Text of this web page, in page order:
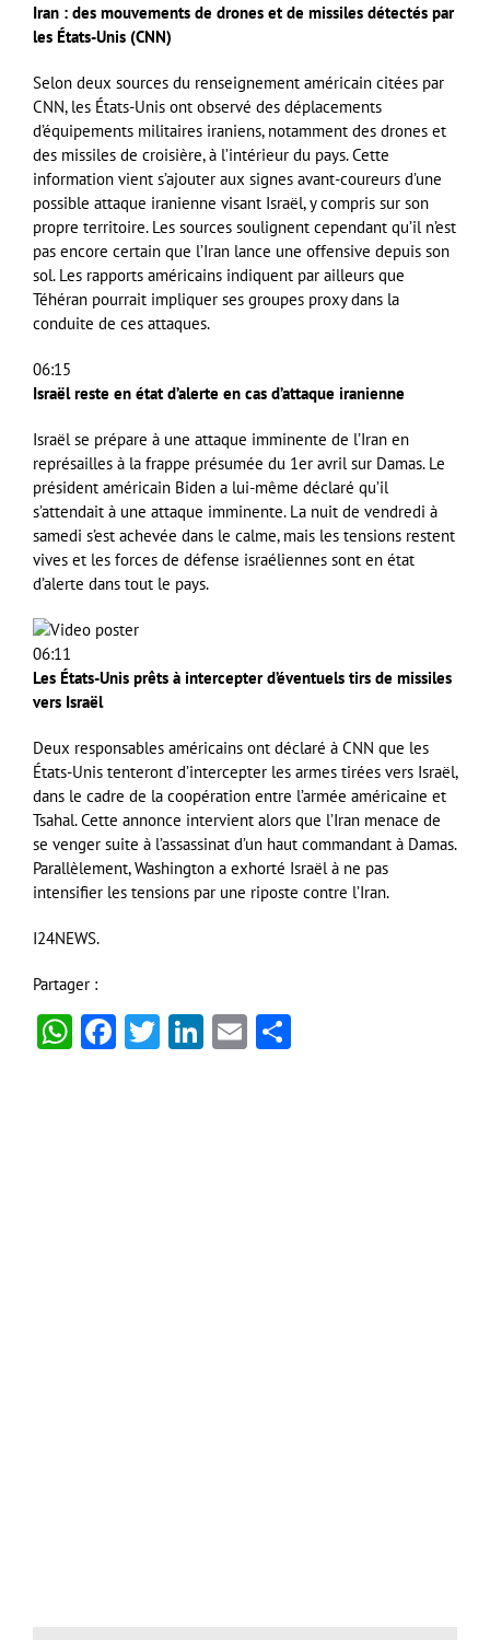
Iran : des mouvements de drones et de missiles détectés par
les États-Unis (CNN)
Selon deux sources du renseignement américain citées par
CNN, les États-Unis ont observé des déplacements
d’équipements militaires iraniens, notamment des drones et
des missiles de croisière, à l’intérieur du pays. Cette
information vient s’ajouter aux signes avant-coureurs d’une
possible attaque iranienne visant Israël, y compris sur son
propre territoire. Les sources soulignent cependant qu’il n’est
pas encore certain que l’Iran lance une offensive depuis son
sol. Les rapports américains indiquent par ailleurs que
Téhéran pourrait impliquer ses groupes proxy dans la
conduite de ces attaques.
06:15
Israël reste en état d’alerte en cas d’attaque iranienne
Israël se prépare à une attaque imminente de l’Iran en
représailles à la frappe présumée du 1er avril sur Damas. Le
président américain Biden a lui-même déclaré qu’il
s’attendait à une attaque imminente. La nuit de vendredi à
samedi s’est achevée dans le calme, mais les tensions restent
vives et les forces de défense israéliennes sont en état
d’alerte dans tout le pays.
06:11
Les États-Unis prêts à intercepter d’éventuels tirs de missiles
vers Israël
Deux responsables américains ont déclaré à CNN que les
États-Unis tenteront d’intercepter les armes tirées vers Israël,
dans le cadre de la coopération entre l’armée américaine et
Tsahal. Cette annonce intervient alors que l’Iran menace de
se venger suite à l’assassinat d’un haut commandant à Damas.
Parallèlement, Washington a exhorté Israël à ne pas
intensifier les tensions par une riposte contre l’Iran.
I24NEWS.
Partager :
WhatsApp
Facebook
Twitter
LinkedIn
Email